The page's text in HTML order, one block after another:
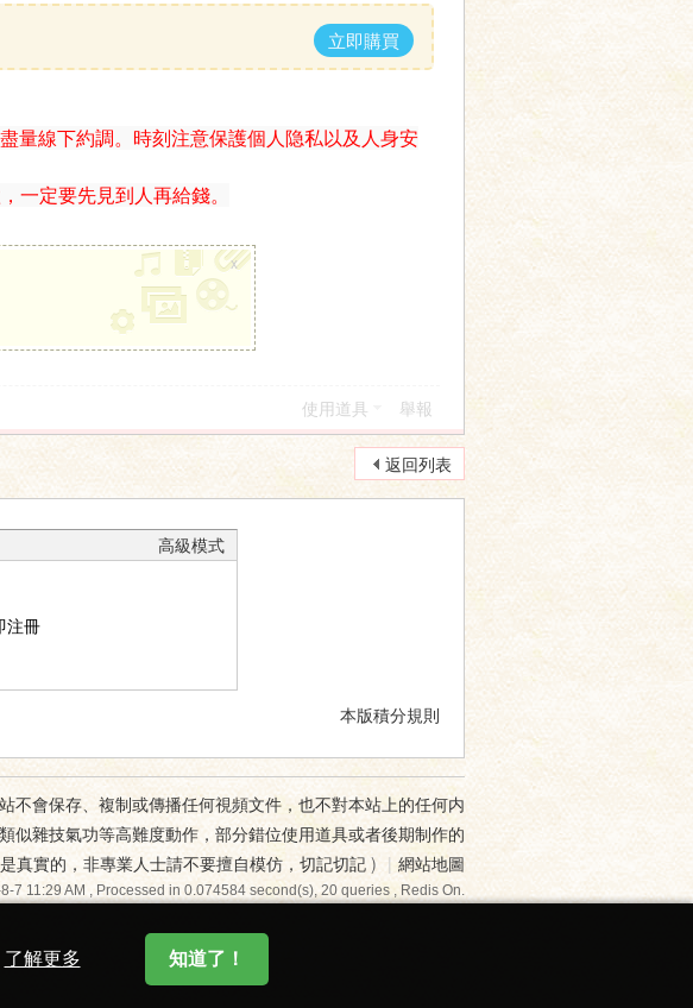
立即購買
量線下約調。時刻注意保護個人隐私以及人身安
一定要先見到人再給錢。
x
使用道具 舉報
返回列表
高級模式
注冊
本版積分規則
了解更多 知道了！
不會保存、複制或傳播任何視頻文件，也不對本站上的任何内
雜技氣功等高難度動作，部分錯位使用道具或者後期制作的
真實的，非專業人士請不要擅自模仿，切記切記 ) | 網站地圖
7 11:29 AM , Processed in 0.074584 second(s), 20 queries , Redis On.